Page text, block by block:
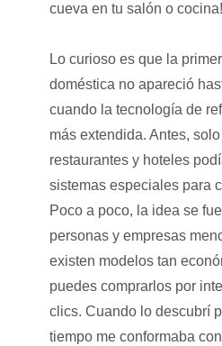
cueva en tu salón o cocina!
Lo curioso es que la
doméstica no apareció
cuando la tecnología de
más extendida. Antes,
restaurantes y hoteles
sistemas especiales para
Poco a poco, la idea se
personas y empresas
existen modelos tan
puedes comprarlos por
clics. Cuando lo descubrí
tiempo me conformaba